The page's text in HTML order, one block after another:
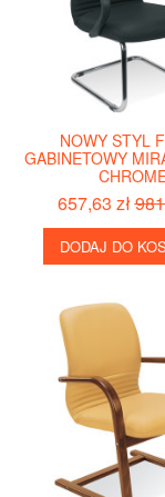
NOWY STYL
GABINETOWY
657,63 zł
DODAJ DO